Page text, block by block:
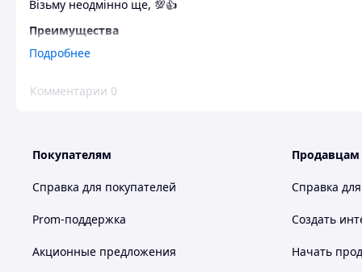
Візьму неодмінно ще, 💯👍
Преимущества
Тоненькі
Не виявив
Подробнее
Комментарии 0
Покупателям
Справка для покупателей
Prom-поддержка
Акционные предложения
Продавцам
Справка
Создать
Начать